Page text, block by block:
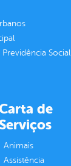
Social
de
Animais
Assistência